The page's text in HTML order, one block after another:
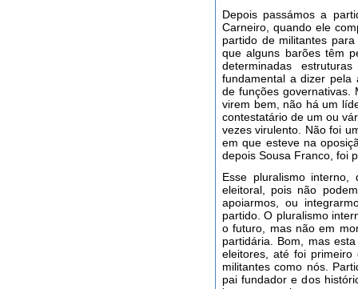
Depois passámos a
Carneiro, quando ele
partido de militantes
que alguns barões têm
determinadas
fundamental a dizer pela
de funções governativas.
virem bem, não há um
contestatário de um ou
vezes virulento. Não foi
em que esteve na
depois Sousa Franco, foi
Esse pluralismo interno,
eleitoral, pois não
apoiarmos, ou
partido. O pluralismo
o futuro, mas não em
partidária. Bom, mas
eleitores, até foi
militantes como nós.
pai fundador e dos